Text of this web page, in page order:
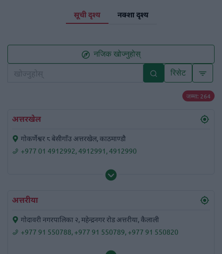
सूची दृश्य नक्शा दृश्य
नजिक खोज्नुहोस्
रिसेट
जम्मा: 264
अत्तरखेल
गोकर्णेश्वर ८ बेसीगाँउ अत्तरखेल, काठमाण्डौ
+977 01 4912992,4912991 ,4912990
अत्तरीया
गोदावरी नगरपालिका २, महेन्द्रनगर रोड अत्तरीया, कैलाली
+977 91 550788, +977 91 550789, +977 91 550820